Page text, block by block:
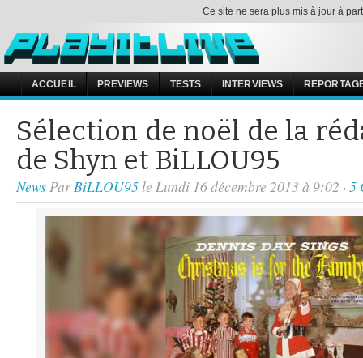
ACCUEIL PREVIEWS TESTS INTERVIEWS
Sélection de noël de la
de Shyn et BiLLOU95
NewsParBiLLOU95 le Lundi 16 décembre 2013 à 9:02 · 5
Ce site ne sera plus mis à jour à